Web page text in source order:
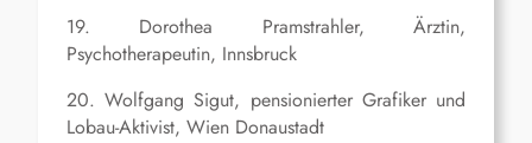
19. Dorothea Pramstrahler, Ärztin,
Psychotherapeutin, Innsbruck
20. Wolfgang Sigut, pensionierter Grafiker und
Lobau-Aktivist, Wien Donaustadt